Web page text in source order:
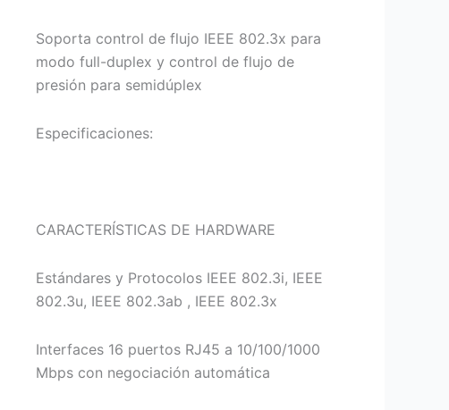
Soporta control de flujo IEEE 802.3x para
modo full-duplex y control de flujo de
presión para semidúplex
Especificaciones:
CARACTERÍSTICAS DE HARDWARE
Estándares y Protocolos IEEE 802.3i, IEEE
802.3u, IEEE 802.3ab , IEEE 802.3x
Interfaces 16 puertos RJ45 a 10/100/1000
Mbps con negociación automática